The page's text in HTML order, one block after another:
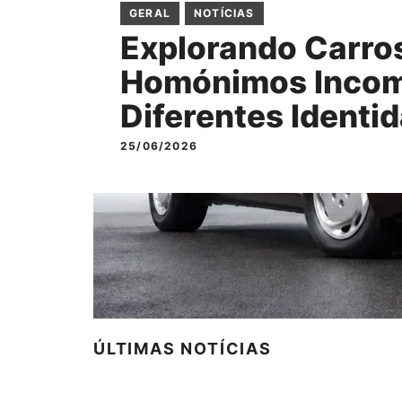
GERAL NOTÍCIAS
Explorando
Homónimos
Diferentes
25/06/2026
ÚLTIMAS NOTÍCIAS